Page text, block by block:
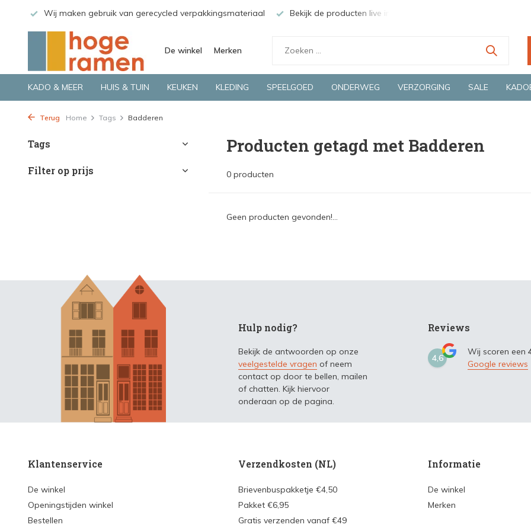
Wij maken gebruik van gerecycled verpakkingsmateriaal Bekijk de producten live in onze winkel in Deventer
De winkel Merken
KADO & MEER HUIS & TUIN KEUKEN KLEDING SPEELGOED ONDERWEG VERZORGING SALE
Terug Home Tags Badderen
Tags
Filter op prijs
Producten getagd met Badderen
0 producten
Geen producten gevonden!...
Hulp nodig?
Bekijk de antwoorden op onze
veelgestelde vragen of neem
contact op door te bellen, mailen
of chatten. Kijk hiervoor
onderaan op de pagina.
Reviews
4,6
Wij scoren een
Google reviews
Klantenservice
De winkel
Openingstijden winkel
Bestellen
Verzendkosten (NL)
Brievenbuspakketje €4,50
Pakket €6,95
Gratis verzenden vanaf €49
Informatie
De winkel
Merken